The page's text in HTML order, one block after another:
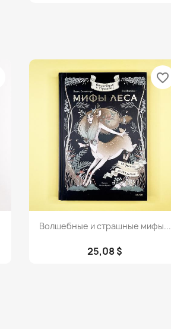
Просмотр
Волшебные и страшные мифы...
25,08 $
favorite_border